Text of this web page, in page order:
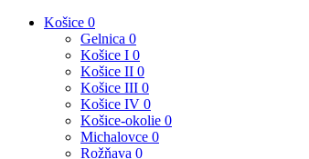
Košice 0
Gelnica 0
Košice I 0
Košice II 0
Košice III 0
Košice IV 0
Košice-okolie 0
Michalovce 0
Rožňava 0